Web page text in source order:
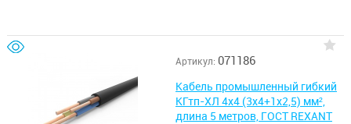
Артикул: 071186
Кабель промышленный гибкий
КГтп-ХЛ 4х4 (3х4+1х2,5) мм²,
длина 5 метров, ГОСТ REXANT